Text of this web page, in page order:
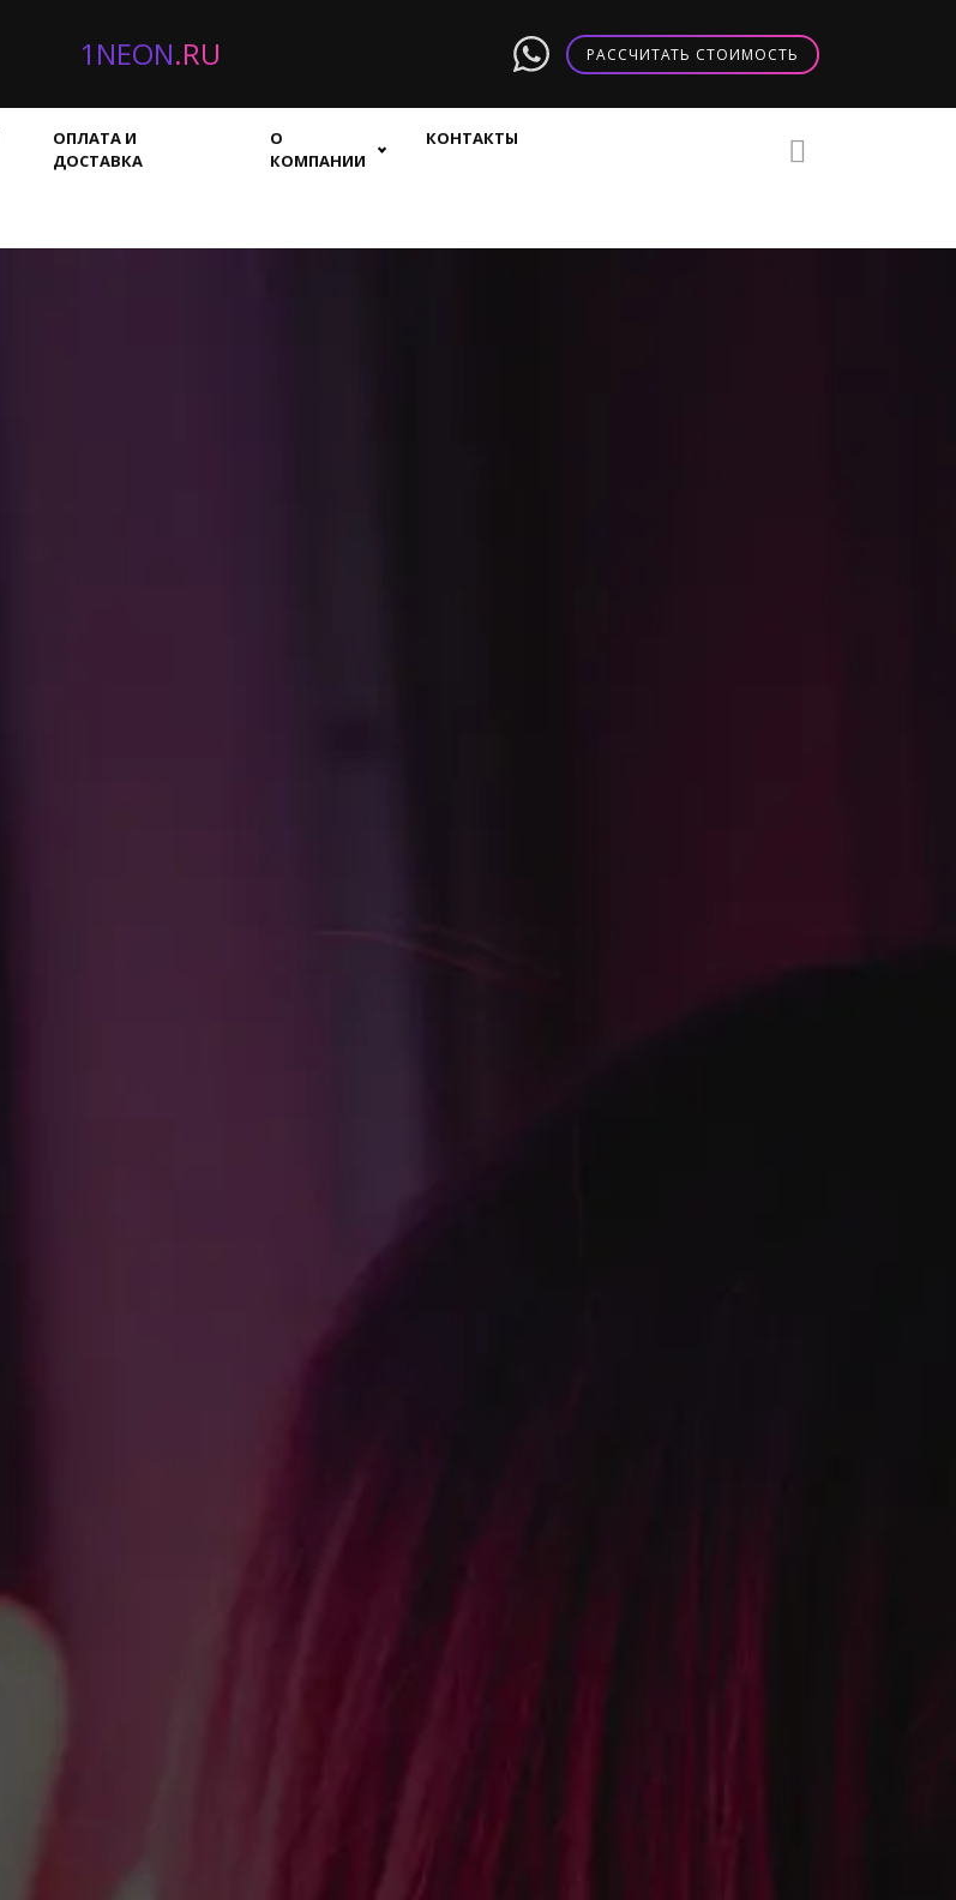
1NEON.RU РАССЧИТАТЬ СТОИМОСТЬ
ОПЛАТА И
ДОСТАВКА
О
КОМПАНИИ
КОНТАКТЫ